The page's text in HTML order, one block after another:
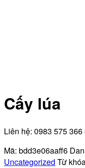
Cấy lúa
Liên hệ: 0983 575
Mã: bdd3e06aaff6
Uncategorized Từ